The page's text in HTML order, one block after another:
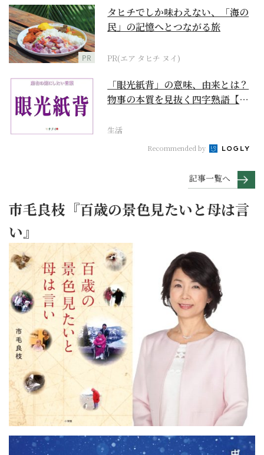
PR
タヒチでしか味わえない、「海の
民」の記憶へとつながる旅
PR(エア タヒチ ヌイ)
「眼光紙背」の意味、由来とは？
物事の本質を見抜く四字熟語【座
生活
Recommended by
記事一覧へ
市毛良枝『百歳の景色見たいと母は言
い』